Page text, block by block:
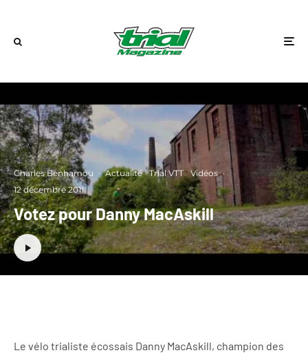
Charles Benhamou · Actualité Trial VTT Vidéos ·
12 décembre 2011
Votez pour Danny MacAskill
Le vélo trialiste écossais Danny MacAskill, champion des